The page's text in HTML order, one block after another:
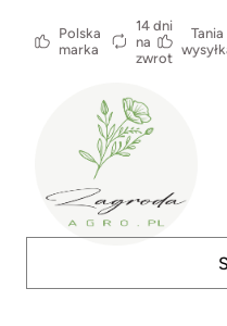
Polska
marka
14 dni
na
zwrot
Tania